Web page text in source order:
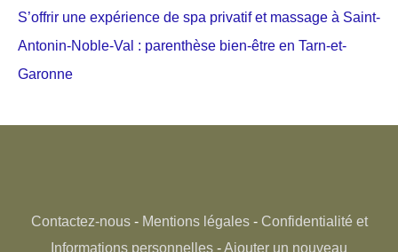
S’offrir une expérience de spa privatif et massage à Saint-
Antonin-Noble-Val : parenthèse bien-être en Tarn-et-
Garonne
Contactez-nous- Mentions légales- Confidentialité et
Informations personnelles -Ajouter un nouveau